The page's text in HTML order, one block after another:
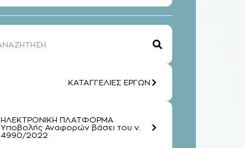
ΚΑΤΑΓΓΕΛΙΕΣ ΕΡΓΩΝ
ΗΛΕΚΤΡΟΝΙΚΗ ΠΛΑΤΦΟΡΜΑ
Υποβολής Αναφορών βάσει του ν.
4990/2022